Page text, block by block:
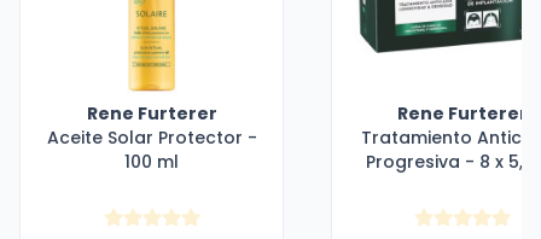
Rene Furterer
Aceite Solar Protector -
100 ml
Rene Furterer
Tratamiento
Progresiva - 8 x 5,5